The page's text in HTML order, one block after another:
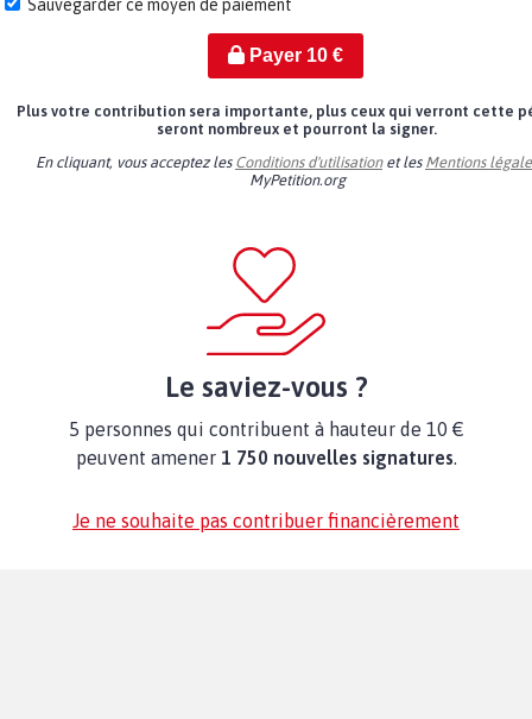
Sauvegarder ce moyen de paiement
Payer 10€
Plus votre contribution sera importante, plus ceux qui verront cette
seront nombreux et pourront la signer.
En cliquant, vous acceptez les Conditions d'utilisationet les Mentions
MyPetition.org
Le saviez-vous ?
5 personnes qui contribuent à hauteur de 10 €
peuvent amener 1 750 nouvelles signatures.
Je ne souhaite pas contribuer financièrement